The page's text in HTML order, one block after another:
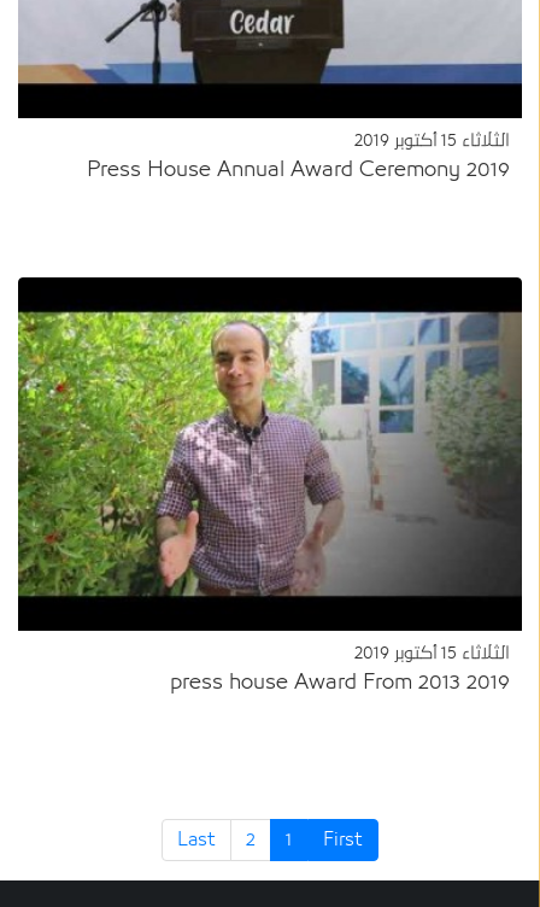
الثلاثاء 15 أكتوبر 2019
Press House Annual Award Ceremony 2019
الثلاثاء 15 أكتوبر 2019
press house Award From 2013 2019
First
1
2
Last